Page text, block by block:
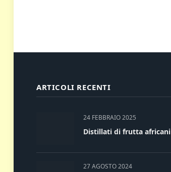
ARTICOLI RECENTI
24 FEBBRAIO 2025
Distillati di frutta africani
27 AGOSTO 2024